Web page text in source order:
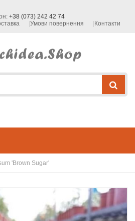
+38 (073) 242 42 74
Умови повернення Контакти
'Brown Sugar'